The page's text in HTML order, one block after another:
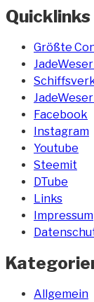
Quicklinks
Größte
Facebook
Instagram
Youtube
Steemit
DTube
Links
Impressum
Allgemein